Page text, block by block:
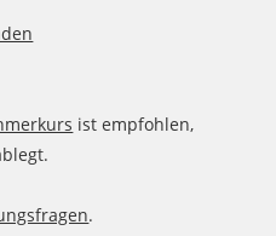
ist empfohlen,
.